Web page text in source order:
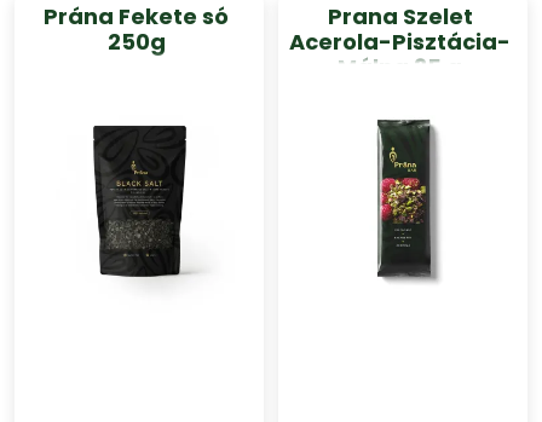
Prána Fekete só
250g
Prana Szelet
Acerola-Pisztácia-
Málna 35 g